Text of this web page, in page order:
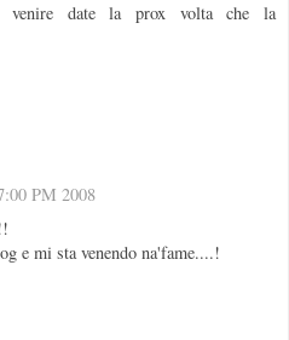
venire date la prox volta che la
PM 2008
e mi sta venendo na'fame....!